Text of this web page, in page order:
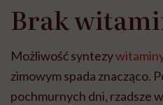
Brak
Możliwość syntezy
zimowym spada znacząco.
pochmurnych dni, rzadsze